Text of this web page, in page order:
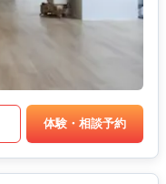
体験・相談予約